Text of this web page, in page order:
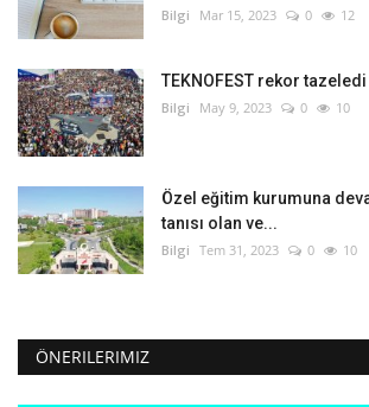
Bilgi Mar 15, 2023 0 12
TEKNOFEST rekor tazeledi
Bilgi May 9, 2023 0 10
Özel eğitim kurumuna
tanısı olan ve...
Bilgi Tem 31, 2023 0 10
ÖNERILERIMIZ